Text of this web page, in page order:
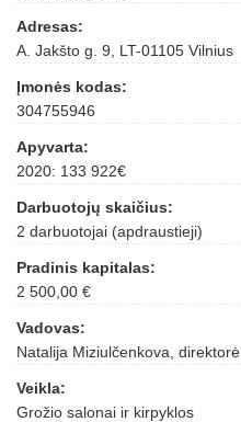
Adresas:
A. Jakšto g. 9, LT-01105 Vilnius
Įmonės kodas:
304755946
Apyvarta:
2020: 133 922€
Darbuotojų skaičius:
2 darbuotojai (apdraustieji)
Pradinis kapitalas:
2 500,00 €
Vadovas:
Natalija Miziulčenkova, direktorė
Veikla:
Grožio salonai ir kirpyklos